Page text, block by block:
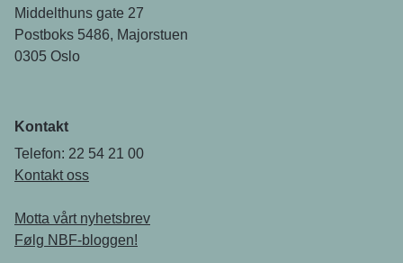
Middelthuns gate 27
Postboks 5486, Majorstuen
0305 Oslo
Kontakt
Telefon: 22 54 21 00
Kontakt oss
Motta vårt nyhetsbrev
Følg NBF-bloggen!